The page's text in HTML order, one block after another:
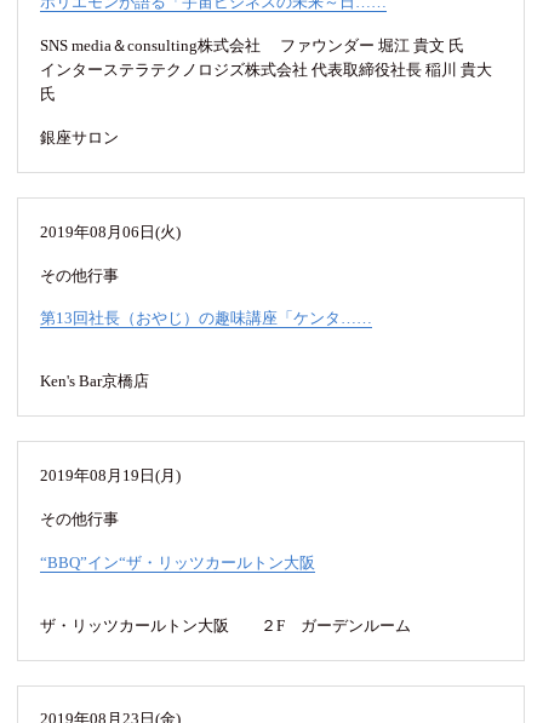
SNS media＆consulting株式会社 ファウンダー 堀江 貴文 氏
インターステラテクノロジズ株式会社 代表取締役社長 稲川 貴大
氏
銀座サロン
2019年08月06日(火)
その他行事
第13回社長（おやじ）の趣味講座「ケンタ……
Ken's Bar京橋店
2019年08月19日(月)
その他行事
“BBQ”イン“ザ・リッツカールトン大阪
ザ・リッツカールトン大阪 ２F ガーデンルーム
2019年08月23日(金)